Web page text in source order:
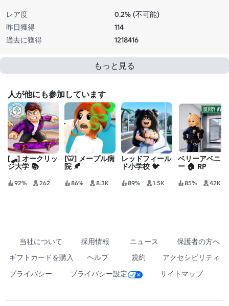
レア度
0.2% (不可能)
昨日獲得
114
過去に獲得
1218416
もっと見る
人が他にも参加しています
[🛹] オークリッ
ジ大学 📚
92% 262
[🦷] メープル病
院 🍂
86% 8.3K
レッドフィール
ド小学校 🐦
89% 1.5K
ベリーアベニュ
ー 🏠 RP
85% 42K
当社について 採用情報 ニュース
保護者の方へ
ギフトカードを購入
ヘルプ 規約
アクセシビリティ
プライバシー
プライバシー設定 サイトマップ